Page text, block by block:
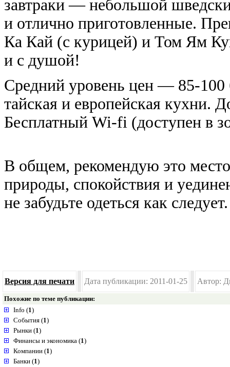
завтраки — небольшой
и отлично приготовленные.
Ка Кай (с курицей) и Том Ям
и с душой!
Средний уровень цен — 85-100
тайская и европейская кухни.
Бесплатный Wi-fi (доступен в
В общем, рекомендую это
природы, спокойствия и
не забудьте одеться как следует.
Версия для печати Дата публикации: 2011-01-25 Автор:
Похожие по теме публикации:
Info (1)
События (1)
Рынки (1)
Финансы и экономика (1)
Компании (1)
Банки (1)